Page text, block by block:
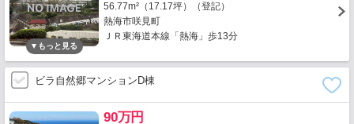
56.77m²（17.17坪）（登記）
熱海市咲見町
ＪＲ東海道本線「熱海」歩13分
ビラ自然郷マンションD棟
90万円